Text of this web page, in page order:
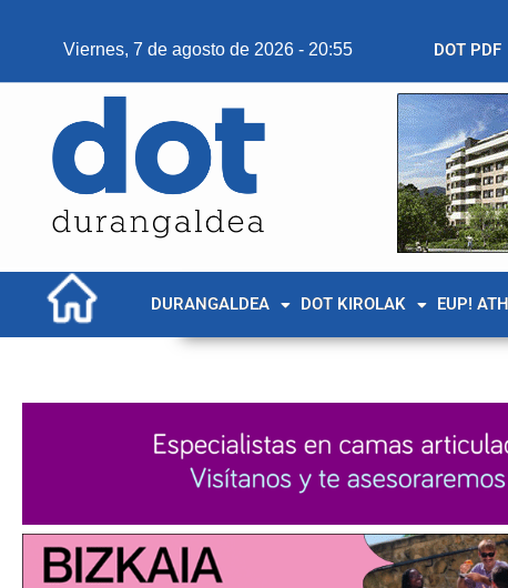
Viernes, 7 de agosto de 2026 - 20:55 DOT PDF
DURANGALDEA DOT KIROLAK EUP!